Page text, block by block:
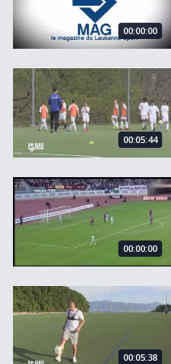
00:00:00
LS Mag, le magazine du
00:05:44
LS Mag du 01.12.10
00:00:00
LS Mag, le magazine du
00:05:38